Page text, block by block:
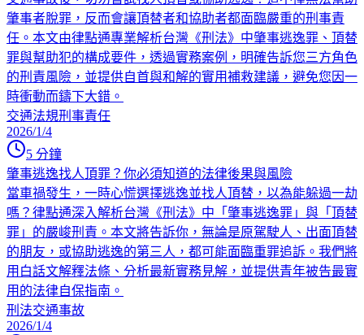
肇事者脫罪，反而會讓頂替者和協助者都面臨嚴重的刑事責
任。本文由律點通專業解析台灣《刑法》中肇事逃逸罪、頂替
罪與幫助犯的構成要件，透過實務案例，明確告訴您三方角色
的刑責風險，並提供自首與和解的實用補救建議，避免您因一
時衝動而鑄下大錯。
交通法規刑事責任
2026/1/4
5 分鐘
肇事逃逸找人頂罪？你必須知道的法律後果與風險
當車禍發生，一時心慌選擇逃逸並找人頂替，以為能躲過一劫
嗎？律點通深入解析台灣《刑法》中「肇事逃逸罪」與「頂替
罪」的嚴峻刑責。本文將告訴你，無論是原駕駛人、出面頂替
的朋友，或協助逃逸的第三人，都可能面臨重罪追訴。我們將
用白話文解釋法條、分析最新實務見解，並提供青年被告最實
用的法律自保指南。
刑法交通事故
2026/1/4